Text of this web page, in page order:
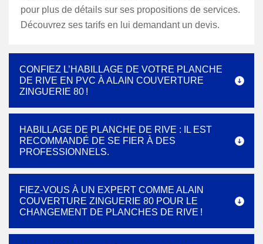
pour plus de détails sur ses propositions de services.
Découvrez ses tarifs en lui demandant un devis.
CONFIEZ L’HABILLAGE DE VOTRE PLANCHE
DE RIVE EN PVC À ALAIN COUVERTURE
ZINGUERIE 80 !
HABILLAGE DE PLANCHE DE RIVE : IL EST
RECOMMANDÉ DE SE FIER À DES
PROFESSIONNELS.
FIEZ-VOUS À UN EXPERT COMME ALAIN
COUVERTURE ZINGUERIE 80 POUR LE
CHANGEMENT DE PLANCHES DE RIVE !